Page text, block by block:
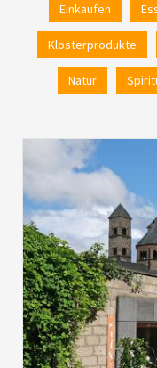
Einkaufen
Klosterprodukte
Natur